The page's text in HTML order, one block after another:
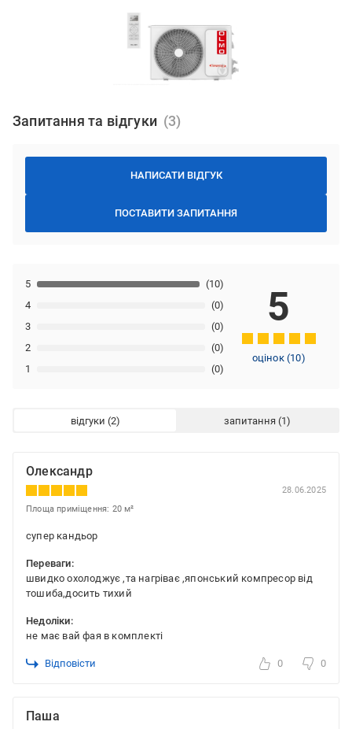
Запитання та відгуки
НАПИСАТИ ВІДГУК
ПОСТАВИТИ ЗАПИТАННЯ
1 (0)
2 (0)
3 (0)
4 (0)
5 (10)
5
оцінок (10)
відгуки запитання
Олександр
28.06.2025
Площа приміщення: 20 м²
супер кандьор
Переваги:
швидко охолоджує ,та нагріває ,японський компресор від
тошиба,досить тихий
Недоліки:
не має вай фая в комплекті
Відповісти 0 0
Паша